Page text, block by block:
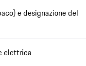
e designazione del
elettrica